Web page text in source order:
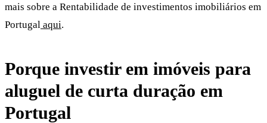
mais sobre a Rentabilidade de investimentos imobiliários em
Portugal aqui.
Porque investir em imóveis para
aluguel de curta duração em
Portugal